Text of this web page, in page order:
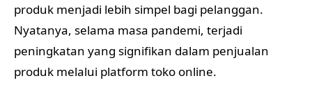
produk menjadi lebih simpel bagi pelanggan.
Nyatanya, selama masa pandemi, terjadi
peningkatan yang signifikan dalam penjualan
produk melalui platform toko online.